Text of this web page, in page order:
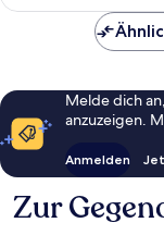
Melde dich
anzuzeigen.
Anmelden
Zur